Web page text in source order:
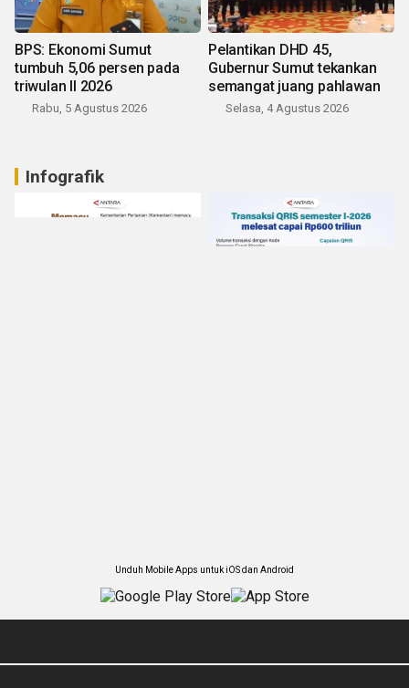
BPS: Ekonomi Sumut
tumbuh 5,06 persen pada
triwulan II 2026
Rabu, 5 Agustus 2026
Pelantikan DHD 45,
Gubernur Sumut tekankan
semangat juang pahlawan
Selasa, 4 Agustus 2026
Infografik
Unduh Mobile Apps untuk iOS dan Android